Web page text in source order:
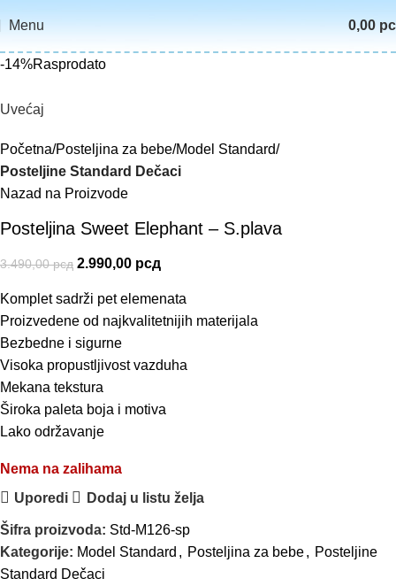
Menu 0,00
-14%Rasprodato
Uvećaj
Početna Posteljina za bebe Model Standard
Posteljine Standard Dečaci
Nazad na Proizvode
Posteljina Sweet Elephant – S.plava
3.490,00рсд 2.990,00 рсд
Komplet sadrži pet elemenata
Proizvedene od najkvalitetnijih materijala
Bezbedne i sigurne
Visoka propustljivost vazduha
Mekana tekstura
Široka paleta boja i motiva
Lako održavanje
Nema na zalihama
Uporedi
Dodaj u listu želja
Šifra proizvoda: Std-M126-sp
Kategorije: Model Standard , Posteljina za bebe, Posteljine
Standard Dečaci